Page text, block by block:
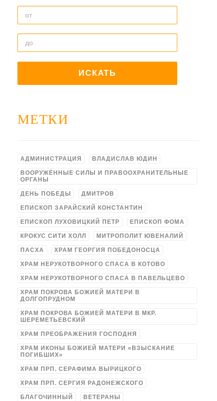
ЕПАРХИИ
МЕТКИ
АДМИНИСТРАЦИЯ ВЛАДИСЛАВ ЮДИН
ВООРУЖЁННЫЕ СИЛЫ И ПРАВООХРАНИТЕЛЬНЫЕ
ОРГАНЫ
ДЕНЬ ПОБЕДЫ ДМИТРОВ
ЕПИСКОП ЗАРАЙСКИЙ КОНСТАНТИН
ЕПИСКОП ЛУХОВИЦКИЙ ПЕТР ЕПИСКОП ФОМА
КРОКУС СИТИ ХОЛЛ МИТРОПОЛИТ ЮВЕНАЛИЙ
ПАСХА ХРАМ ГЕОРГИЯ ПОБЕДОНОСЦА
ХРАМ НЕРУКОТВОРНОГО СПАСА В КОТОВО
ХРАМ НЕРУКОТВОРНОГО СПАСА В ПАВЕЛЬЦЕВО
ХРАМ ПОКРОВА БОЖИЕЙ МАТЕРИ В
ДОЛГОПРУДНОМ
ХРАМ ПОКРОВА БОЖИЕЙ МАТЕРИ В МКР.
ШЕРЕМЕТЬЕВСКИЙ
ХРАМ ПРЕОБРАЖЕНИЯ ГОСПОДНЯ
ХРАМ ИКОНЫ БОЖИЕЙ МАТЕРИ «ВЗЫСКАНИЕ
ПОГИБШИХ»
ХРАМ ПРП. СЕРАФИМА ВЫРИЦКОГО
ХРАМ ПРП. СЕРГИЯ РАДОНЕЖСКОГО
БЛАГОЧИННЫЙ ВЕТЕРАНЫ